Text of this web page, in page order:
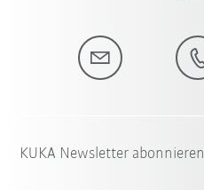
KUKA Newsletter abonnieren